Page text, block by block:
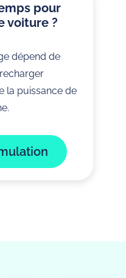
pour
voiture ?
dépend de
la puissance de